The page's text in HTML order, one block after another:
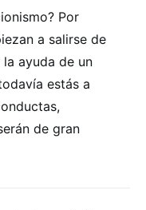
Por
a salirse de
ayuda de un
estás a
de gran